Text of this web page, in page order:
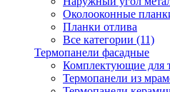
Околооконные
Планки отлива
Все категории (11)
Термопанели фасадные
Комплектующие для
Термопанели из